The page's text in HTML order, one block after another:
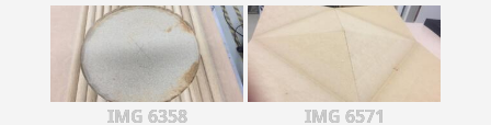
IMG 6358 IMG 6571